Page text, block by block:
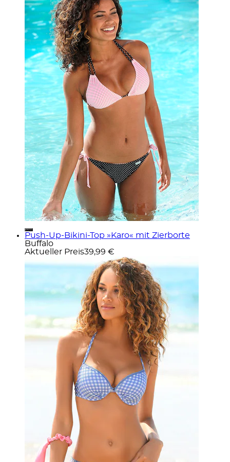
Push-Up-Bikini-Top »Karo« mit Zierborte
Buffalo
Aktueller Preis39,99 €